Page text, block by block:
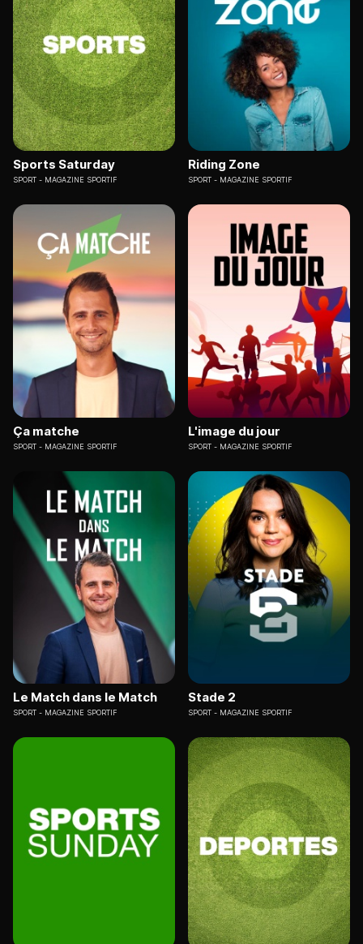
Sports Saturday
SPORT MAGAZINE SPORTIF
Riding Zone
SPORT MAGAZINE SPORTIF
Ça matche
SPORT MAGAZINE SPORTIF
L'image du jour
SPORT MAGAZINE SPORTIF
Le Match dans le Match
SPORT MAGAZINE SPORTIF
Stade 2
SPORT MAGAZINE SPORTIF